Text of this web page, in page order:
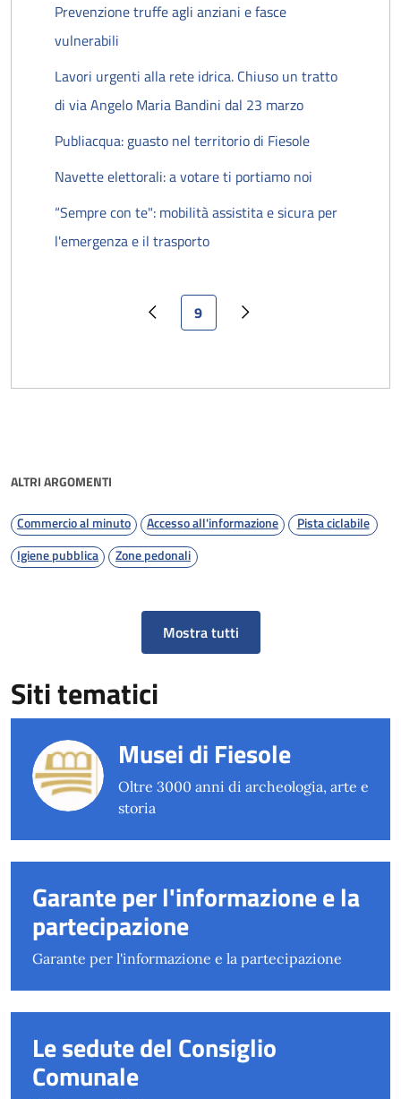
Prevenzione truffe agli anziani e fasce
vulnerabili
Lavori urgenti alla rete idrica. Chiuso un tratto
di via Angelo Maria Bandini dal 23 marzo
Publiacqua: guasto nel territorio di Fiesole
Navette elettorali: a votare ti portiamo noi
“Sempre con te": mobilità assistita e sicura per
l'emergenza e il trasporto
Pagina precedente
Pagina attuale
9 Pagina successiva
ALTRI ARGOMENTI
Commercio al minuto Accesso all'informazione
Pista ciclabile
Igiene pubblica
Zone pedonali
Mostra tutti
Siti tematici
Musei di Fiesole
Oltre 3000 anni di archeologia, arte e
storia
Garante per l'informazione e la
partecipazione
Garante per l'informazione e la partecipazione
Le sedute del Consiglio
Comunale